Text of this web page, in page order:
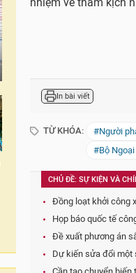
In bài viết
TỪ KHÓA:
#Người
#Bộ
CHỦ ĐỀ: SỰ KIỆN VÀ
Đồng loạt khởi công
Họp báo quốc tế
Đề xuất phương án
Dự kiến sửa đổi một